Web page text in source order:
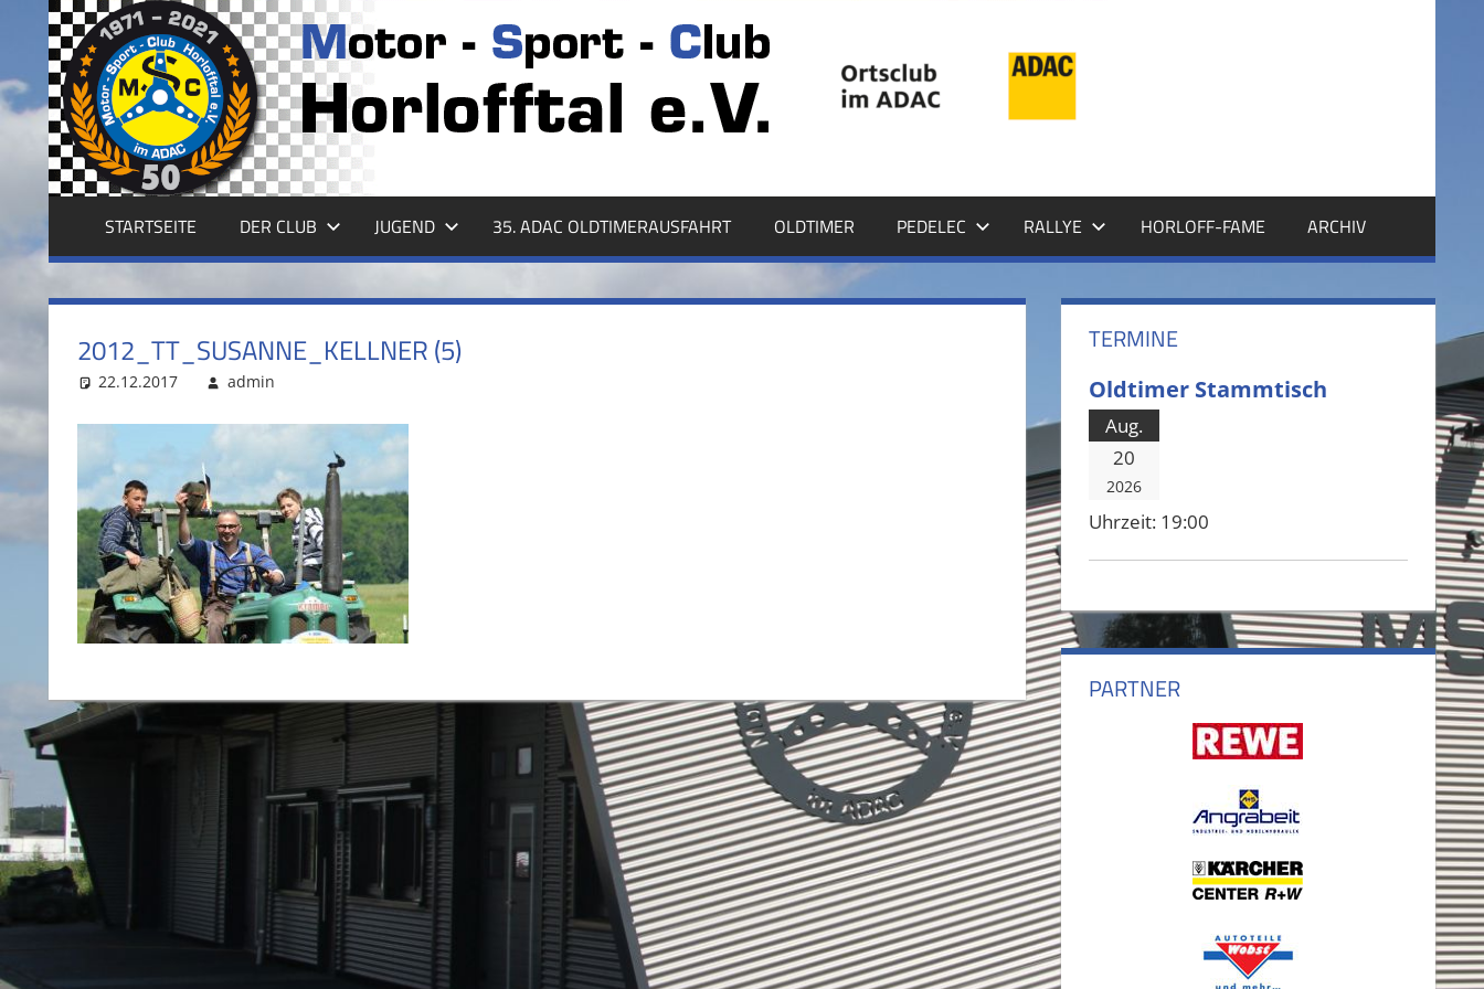
springen MSC
HORLOFFTAL
E.V.
STARTSEITE DER CLUB JUGEND 35. ADAC OLDTIMERAUSFAHRT OLDTIMER PEDELEC RALLYE HORLOFF-FAME ARCHIV
2012_TT_SUSANNE_KELLNER (5)
22.12.2017 admin
TERMINE
Oldtimer Stammtisch
Aug.
20
2026
Uhrzeit: 19:00
PARTNER